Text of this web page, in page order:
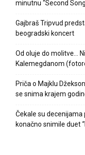
minutnu “Second
Gajbraš Tripvud
beogradski koncert
Od oluje do molitve…
Kalemegdanom
Priča o Majklu
se snima krajem
Čekale su
konačno snimile duet